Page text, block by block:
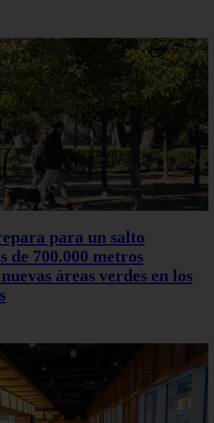
para un salto
de 700.000 metros
áreas verdes en los